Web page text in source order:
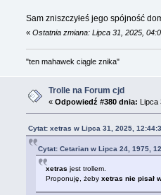
Sam zniszczyłeś jego spójność
« Ostatnia zmiana: Lipca 31, 2025,
"ten mahawek ciągle znika"
Trolle na Forum cjd
« Odpowiedź #380 dnia:
Cytat: xetras w Lipca 31, 2025,
Cytat: Cetarian w Lipca 24, 1975,
xetras jest trollem.
Proponuję, żeby xetras nie pisał